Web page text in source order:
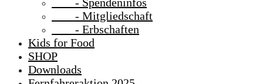
- Mitgliedschaft
- Erbschaften
Kids for Food
SHOP
Downloads